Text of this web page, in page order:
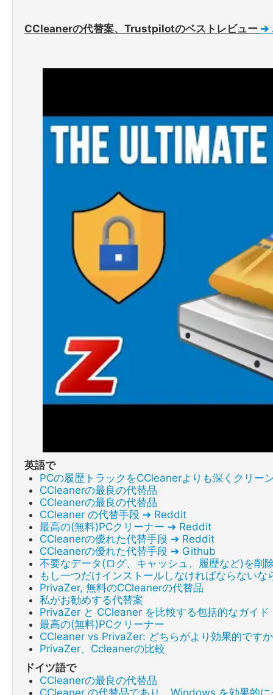
CCleanerの代替案、Trustpilotのベストレビュー ➔
英語で
PCの履歴トラックをCCleanerよりも深くクリー
CCleanerの最良の代替品
CCleanerの最良の代替品
CCleaner の代替手段 ➔ Reddit
最高の(無料)PCクリーナー ➔ Reddit
CCleanerの優れた代替手段 ➔ Reddit
CCleanerの優れた代替手段 ➔ Github
不要なデータ(ログ、キャッシュ、履歴など)を削
もし一つだけインストールしなければならない
PrivaZer, 無料のCCleanerの代替品
私がお勧めする代替案
PrivaZer と CCleaner を比較する包括的なガイド
最高の(無料)PCクリーナー
CCleaner vs PrivaZer: どちらがより効果的です
PrivaZer、Ccleanerの比較
ドイツ語で
CCleanerの最良の代替品
CCleaner の代替品であり、Windows を効果的